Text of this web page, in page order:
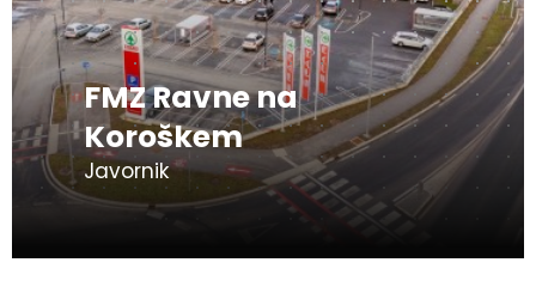
FMZ Ravne na
Koroškem
Javornik